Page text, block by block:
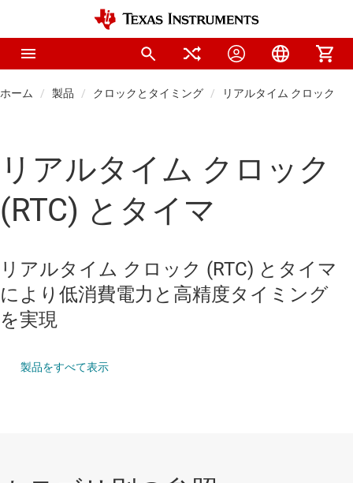
ホーム 製品 クロックとタイミング リアルタイム クロック
リアルタイム クロック
(RTC) とタイマ
リアルタイム クロック (RTC) とタイマ
により低消費電力と高精度タイミング
を実現
製品をすべて表示